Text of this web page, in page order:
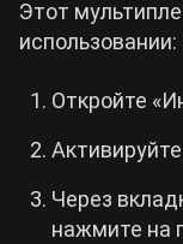
Этот
использовании:
Откройте
Через
нажмите на